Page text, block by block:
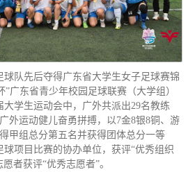
球队先后夺得广东省大学生女子足球赛锦
广东省青少年校园足球联赛（大学组）
学生运动会中，广外共派出29名教练
外运动健儿奋勇拼搏，以7金8银8铜、游
甲组总分第五名并获得团体总分一等
项目比赛的协办单位，获评“优秀组织
者获评“优秀志愿者”。